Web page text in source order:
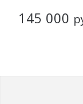
145 000